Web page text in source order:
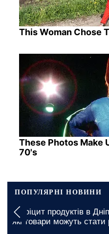
This Woman Chose
These Photos Make
70's
ПОПУЛЯРНІ НОВИНИ
Дефіцит продуктів в
які товари можуть стати